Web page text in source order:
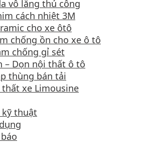
vô lăng thủ công
cách nhiệt 3M
cho xe ôtô
chống ồn cho xe ô tô
chống gỉ sét
– Dọn nội thất ô tô
thùng bán tải
xe Limousine
kỹ thuật